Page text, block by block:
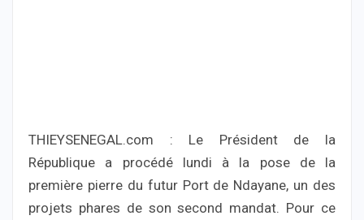
THIEYSENEGAL.com : Le Président de la
République a procédé lundi à la pose de la
première pierre du futur Port de Ndayane, un des
projets phares de son second mandat. Pour ce